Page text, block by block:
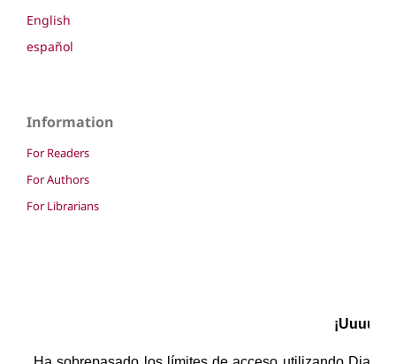
English
español
Information
For Readers
For Authors
For Librarians